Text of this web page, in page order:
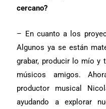
cercano?
– En cuanto a los
Algunos ya se están
grabar, producir lo mío y
músicos amigos.
productor musical
ayudando a explorar